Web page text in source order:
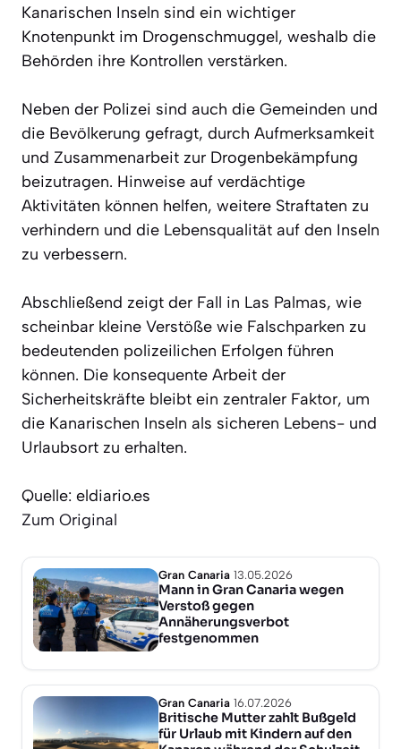
Kanarischen Inseln sind ein wichtiger
Knotenpunkt im Drogenschmuggel, weshalb die
Behörden ihre Kontrollen verstärken.
Neben der Polizei sind auch die Gemeinden und
die Bevölkerung gefragt, durch Aufmerksamkeit
und Zusammenarbeit zur Drogenbekämpfung
beizutragen. Hinweise auf verdächtige
Aktivitäten können helfen, weitere Straftaten zu
verhindern und die Lebensqualität auf den Inseln
zu verbessern.
Abschließend zeigt der Fall in Las Palmas, wie
scheinbar kleine Verstöße wie Falschparken zu
bedeutenden polizeilichen Erfolgen führen
können. Die konsequente Arbeit der
Sicherheitskräfte bleibt ein zentraler Faktor, um
die Kanarischen Inseln als sicheren Lebens- und
Urlaubsort zu erhalten.
Quelle: eldiario.es
Zum Original
Gran Canaria 13.05.2026
Mann in Gran Canaria wegen
Verstoß gegen
Annäherungsverbot
festgenommen
Gran Canaria 16.07.2026
Britische Mutter zahlt Bußgeld
für Urlaub mit Kindern auf den